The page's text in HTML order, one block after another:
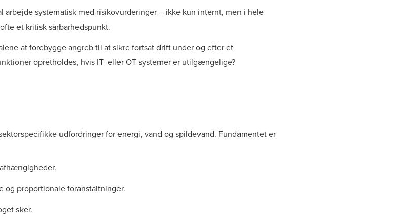
arbejde systematisk med risikovurderinger – ikke kun internt, men i hele
et kritisk sårbarhedspunkt.
at forebygge angreb til at sikre fortsat drift under og efter et
opretholdes, hvis IT- eller OT systemer er utilgængelige?
udfordringer for energi, vand og spildevand. Fundamentet er
og proportionale foranstaltninger.
sker.